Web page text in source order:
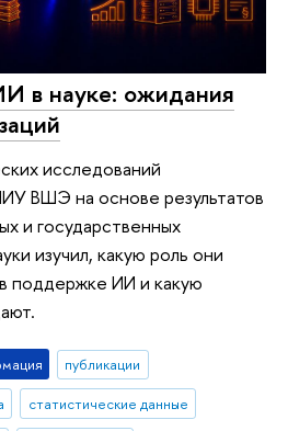
в науке: ожидания
исследований
ВШЭ на основе результатов
и государственных
изучил, какую роль они
поддержке ИИ и какую
публикации
статистические данные